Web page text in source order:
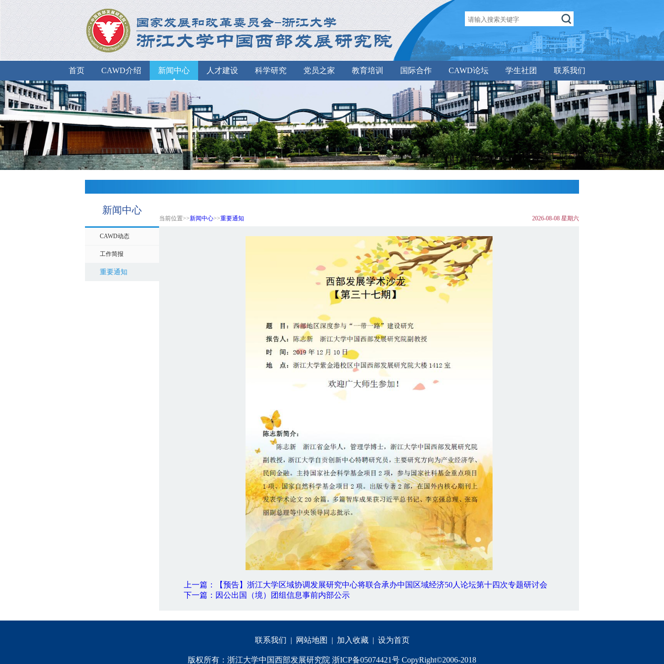
首页 CAWD介绍 新闻中心 人才建设 科学研究 党员之家 教育培训 国际合作 CAWD论坛 学生社团 联系我们
新闻中心
当前位置>>新闻中心>>重要通知 2026-08-08 星期六
CAWD动态
工作简报
重要通知
上一篇：【预告】浙江大学区域协调发展研究中心将联合承办中国区域经济50人论坛第十四次专题研讨会
下一篇：因公出国（境）团组信息事前内部公示
联系我们 | 网站地图 | 加入收藏| 设为首页
版权所有：浙江大学中国西部发展研究院 浙ICP备05074421号 CopyRight©2006-2018